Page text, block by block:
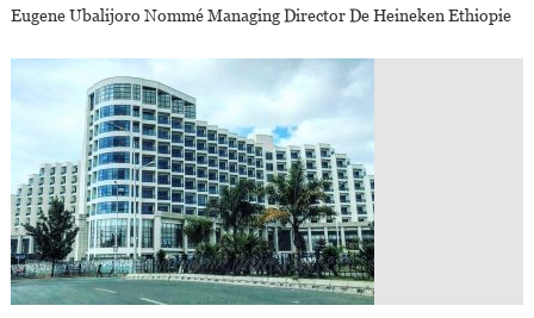
Eugene Ubalijoro Nommé Managing Director De Heineken Ethiopie